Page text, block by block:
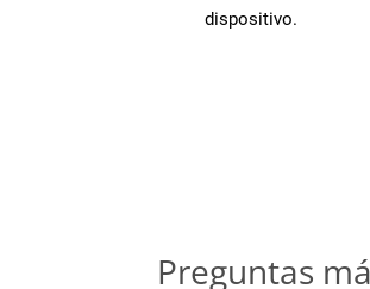
dispositivo.
Preguntas